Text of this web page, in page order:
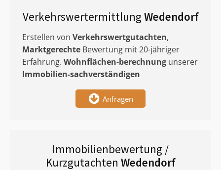
Verkehrswertermittlung Wedendorf
Erstellen von Verkehrswertgutachten,
Marktgerechte Bewertung mit 20-jähriger
Erfahrung. Wohnflächen-berechnung unserer
Immobilien-sachverständigen
Anfragen
Immobilienbewertung /
Kurzgutachten Wedendorf